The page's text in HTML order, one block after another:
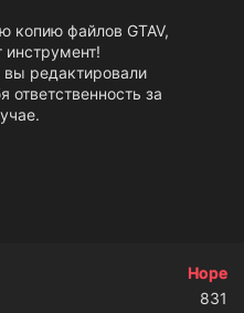
копию файлов GTAV,
инструмент!
вы редактировали
за
Hope
831